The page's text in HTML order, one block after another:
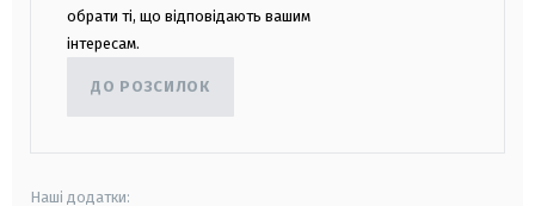
обрати ті, що відповідають вашим
інтересам.
ДО РОЗСИЛОК
Наші додатки: